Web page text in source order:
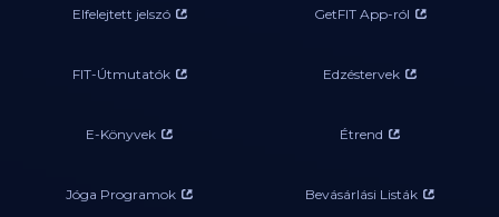
Elfelejtett jelszó GetFIT App-ról
FIT-Útmutatók Edzéstervek
E-Könyvek Étrend
Jóga Programok Bevásárlási Listák